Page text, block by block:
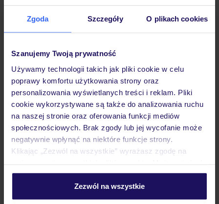
Zgoda Szczegóły O plikach cookies
Szanujemy Twoją prywatność
Używamy technologii takich jak pliki cookie w celu
poprawy komfortu użytkowania strony oraz
personalizowania wyświetlanych treści i reklam. Pliki
cookie wykorzystywane są także do analizowania ruchu
na naszej stronie oraz oferowania funkcji mediów
społecznościowych. Brak zgody lub jej wycofanie może
negatywnie wpłynąć na niektóre funkcje strony.
Klikając „Zezwól na wszystkie” wyrażasz zgodę na
personalizować swój wybór wchodząc w zakładkę
Szczegółowe informacje o plikach cookie znajdziesz
Zezwól na wszystkie
Pokoje
Wyżywienie
Atrakcje
Ważne informacje